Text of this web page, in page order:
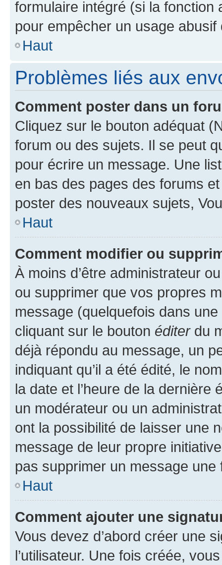
formulaire intégré (si la fonction
pour empêcher un usage
Haut
Problèmes liés aux
Comment poster dans un
Cliquez sur le bouton adéquat
forum ou des sujets. Il se peut
pour écrire un message. Une
en bas des pages des forums
poster des nouveaux sujets,
Haut
Comment modifier ou
À moins d’être administrateur
ou supprimer que vos propres
message (quelquefois dans
cliquant sur le bouton éditerdu
déjà répondu au message, un
indiquant qu’il a été édité, le
la date et l’heure de la dernière
un modérateur ou un
ont la possibilité de laisser une
message de leur propre
pas supprimer un message une
Haut
Comment ajouter une
Vous devez d’abord créer une
l’utilisateur. Une fois créée,